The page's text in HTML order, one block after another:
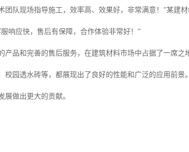
队现场指导施工，效率高、效果好，非常满意！”某建材
响应快，售后有保障，合作体验非常好！”
品和完善的售后服务，在建筑材料市场中占据了一席之
园透水砖等，都展现出了良好的性能和广泛的应用前景
做出更大的贡献。